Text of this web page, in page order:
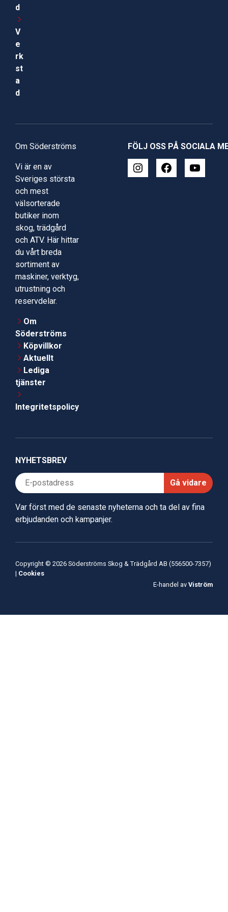
d
V
e
rk
st
a
d
Om Söderströms
Vi är en av
Sveriges största
och mest
välsorterade
butiker inom
skog, trädgård
och ATV. Här hittar
du vårt breda
sortiment av
maskiner, verktyg,
utrustning och
reservdelar.
Om
Söderströms
Köpvillkor
Aktuellt
Lediga
tjänster
Integritetspolicy
FÖLJ OSS PÅ SOCIALA
NYHETSBREV
Gå vidare
Var först med de senaste nyheterna och ta del av fina
erbjudanden och kampanjer.
Copyright © 2026 Söderströms Skog & Trädgård AB (556500-7357)
| Cookies
E-handel av Viström